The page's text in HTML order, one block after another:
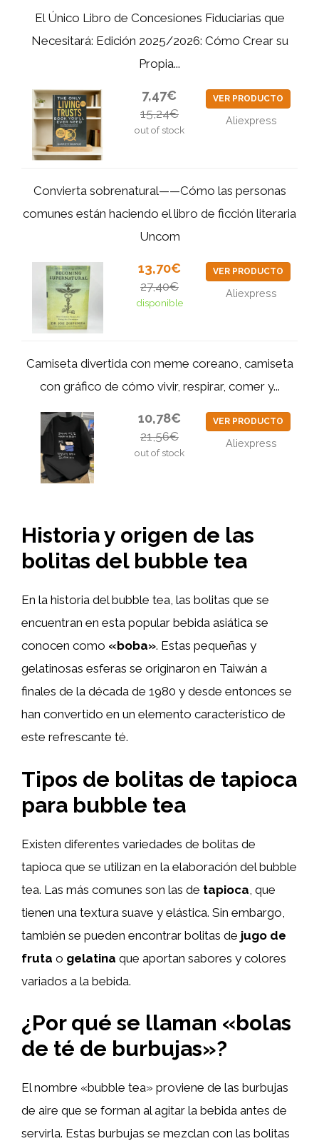
El Único Libro de Concesiones Fiduciarias que
Necesitará: Edición 2025/2026: Cómo Crear su
Propia...
7,47€
15,24€
out of stock
VER PRODUCTO
Aliexpress
Convierta sobrenatural——Cómo las personas
comunes están haciendo el libro de ficción literaria
Uncom
13,70€
27,40€
disponible
VER PRODUCTO
Aliexpress
Camiseta divertida con meme coreano, camiseta
con gráfico de cómo vivir, respirar, comer y...
10,78€
21,56€
out of stock
VER PRODUCTO
Aliexpress
Historia y origen de las
bolitas del bubble tea
En la historia del bubble tea, las bolitas que se
encuentran en esta popular bebida asiática se
conocen como «boba». Estas pequeñas y
gelatinosas esferas se originaron en Taiwán a
finales de la década de 1980 y desde entonces se
han convertido en un elemento característico de
este refrescante té.
Tipos de bolitas de tapioca
para bubble tea
Existen diferentes variedades de bolitas de
tapioca que se utilizan en la elaboración del bubble
tea. Las más comunes son las de tapioca , que
tienen una textura suave y elástica. Sin embargo,
también se pueden encontrar bolitas de jugo de
fruta o gelatina que aportan sabores y colores
variados a la bebida.
¿Por qué se llaman «bolas
de té de burbujas»?
El nombre «bubble tea» proviene de las burbujas
de aire que se forman al agitar la bebida antes de
servirla. Estas burbujas se mezclan con las bolitas